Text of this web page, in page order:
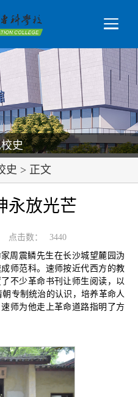
史
史 > 正文
永放光芒
点击数： 3440
震鳞先生在长沙城望麓园沩
师范科。速师按近代西方的教
不少革命书刊让师生阅读，以
专制统治的认识，培养革命人
师为他走上革命道路指明了方